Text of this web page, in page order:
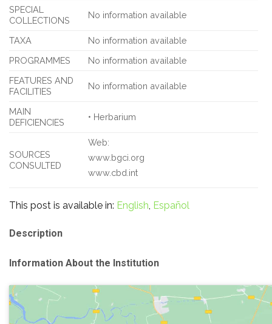
SPECIAL
COLLECTIONS
No information available
TAXA
No information available
PROGRAMMES
No information available
FEATURES AND
FACILITIES
No information available
MAIN
DEFICIENCIES
• Herbarium
SOURCES
CONSULTED
Web:
www.bgci.org
www.cbd.int
This post is available in: English Español
Description
Information About the Institution